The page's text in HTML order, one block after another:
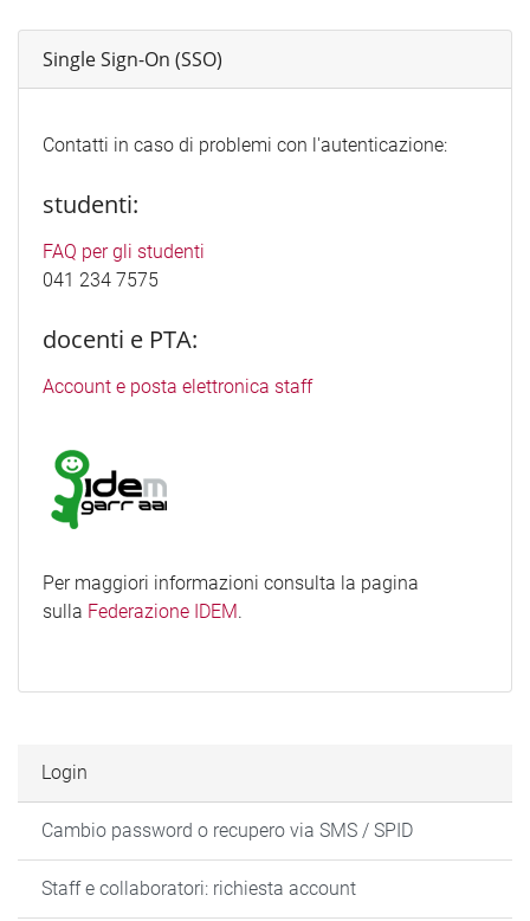
Single Sign-On (SSO)
Contatti in caso di problemi con l'autenticazione:
studenti:
FAQ per gli studenti
041 234 7575
docenti e PTA:
Account e posta elettronica staff
Per maggiori informazioni consulta la pagina
sulla Federazione IDEM.
Login
Cambio password o recupero via SMS / SPID
Staff e collaboratori: richiesta account